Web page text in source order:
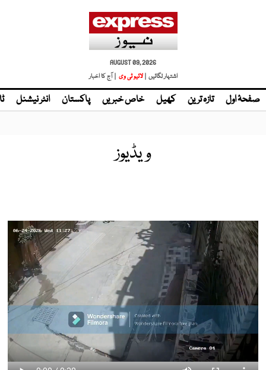
AUGUST 09, 2026
اشتہار لگائیں | لائیو ٹی وی | آج کا اخبار
صفحۂ اول تازہ ترین کھیل خاص خبریں پاکستان انٹر نیشنل
ویڈیوز